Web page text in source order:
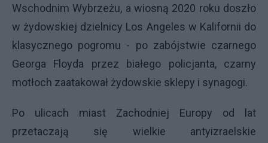
Wschodnim Wybrzeżu, a wiosną 2020 roku doszło
w żydowskiej dzielnicy Los Angeles w Kalifornii do
klasycznego pogromu - po zabójstwie czarnego
Georga Floyda przez białego policjanta, czarny
motłoch zaatakował żydowskie sklepy i synagogi.
Po ulicach miast Zachodniej Europy od lat
przetaczają się wielkie antyizraelskie